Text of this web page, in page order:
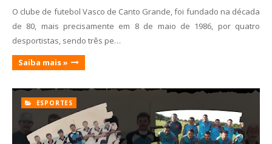
O clube de futebol Vasco de Canto Grande, foi fundado na década
de 80, mais precisamente em 8 de maio de 1986, por quatro
desportistas, sendo três pe…
Saiba mais »
ESPORTES